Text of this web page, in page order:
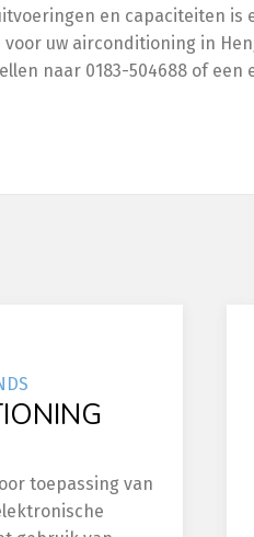
en capaciteiten is
uw airconditioning in
naar 0183-504688 of een
toepassing van